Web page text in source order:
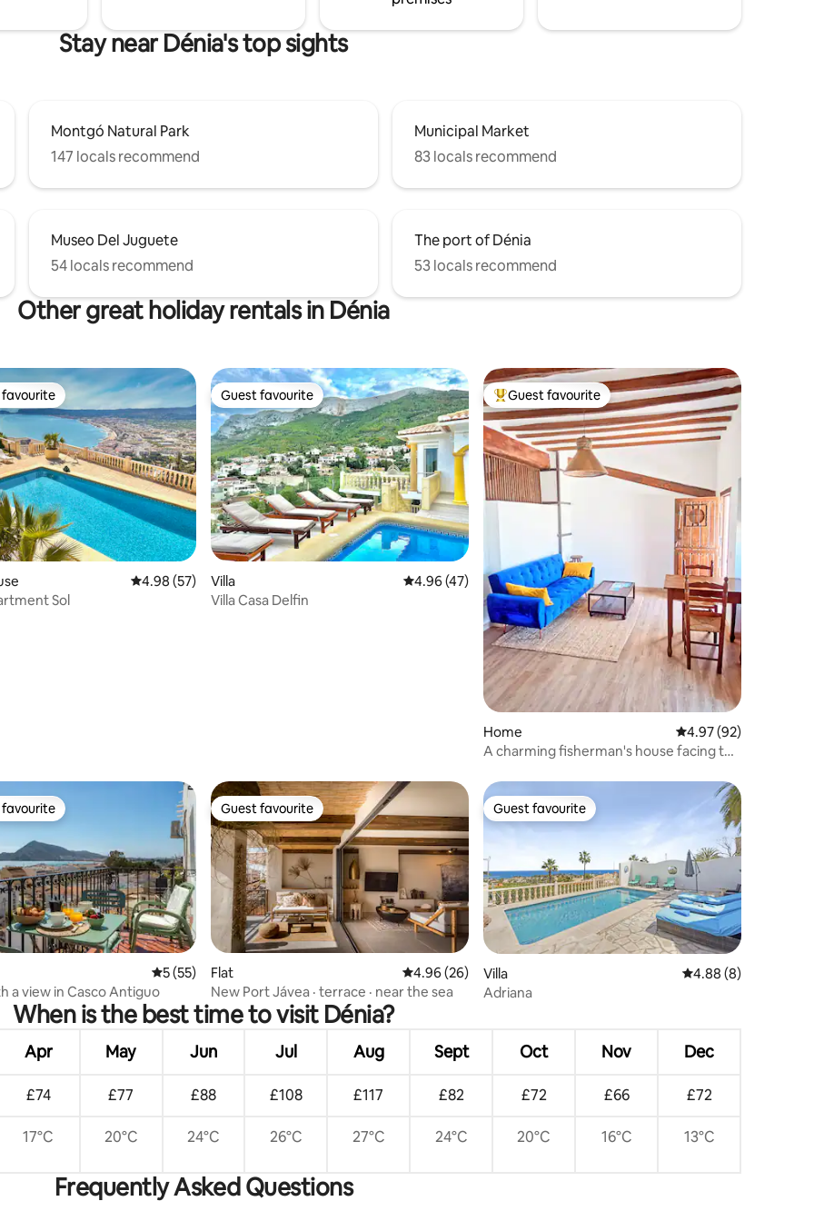
Stay near Dénia's top sights
Montgó Natural Park
147 locals recommend
Municipal Market
83 locals recommend
Museo Del Juguete
54 locals recommend
The port of Dénia
53 locals recommend
Other great holiday rentals in Dénia
13 reviews
favourite
4.98 out of 5 average rating, 57 reviews
4.98 (57)
Sol
Guest favourite
Guest favourite
Villa 4.96 out of 5 average rating, 47 reviews
4.96 (47)
Villa Casa Delfin
Top guest favourite
Guest favourite
Home 4.97 out of 5 average
4.97 (92)
A charming fisherman's house facing the
15 reviews
favourite
5 out of 5 average rating, 55 reviews
5 (55)
a view in Casco Antiguo
Guest favourite
Guest favourite
Flat 4.96 out of 5 average rating, 26 reviews
4.96 (26)
New Port Jávea · terrace · near the sea
Guest favourite
Guest favourite
Villa 4.88 out of 5
4.88 (8)
Adriana
When is the best time to visit Dénia?
Apr May Jun Jul Aug Sept Oct Nov Dec
£74 £77 £88 £108 £117 £82 £72 £66 £72
17°C 20°C 24°C 26°C 27°C 24°C 20°C 16°C 13°C
Frequently Asked Questions